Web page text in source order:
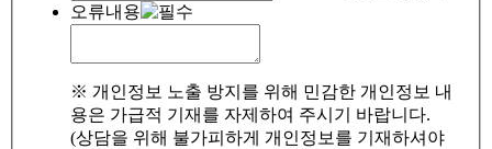
오류내용
※ 개인정보 노출 방지를 위해 민감한 개인정보 내
용은 가급적 기재를 자제하여 주시기 바랍니다.
(상담을 위해 불가피하게 개인정보를 기재하셔야